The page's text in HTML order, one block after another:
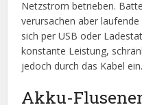
Netzstrom betrieben.
verursachen aber
sich per USB oder
konstante Leistung,
jedoch durch das Kabel ein.
Akku-